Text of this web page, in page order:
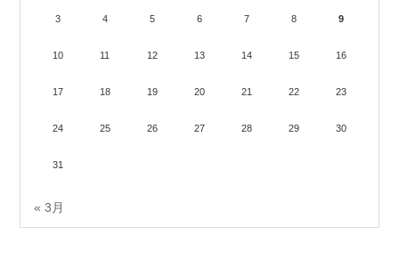
3 4 5 6 7 8 9
10 11 12 13 14 15 16
17 18 19 20 21 22 23
24 25 26 27 28 29 30
31
« 3月